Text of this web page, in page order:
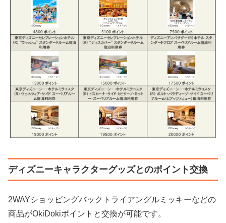
ディズニーキャラクターグッズとのポイント交換
2WAYショッピングバックトライアングルミッキーなどの
商品がOkiDokiポイントと交換が可能です。